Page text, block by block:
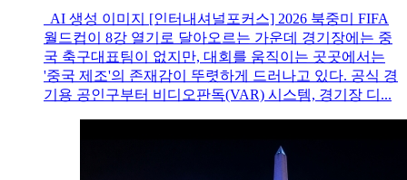
AI 생성 이미지 [인터내셔널포커스] 2026 북중미 FIFA
월드컵이 8강 열기로 달아오르는 가운데 경기장에는 중
국 축구대표팀이 없지만, 대회를 움직이는 곳곳에서는
'중국 제조'의 존재감이 뚜렷하게 드러나고 있다. 공식 경
기용 공인구부터 비디오판독(VAR) 시스템, 경기장 디...